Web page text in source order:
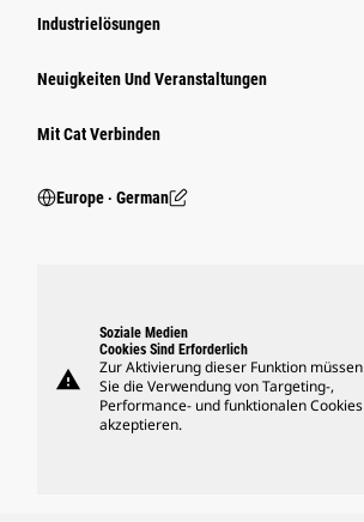
Industrielösungen
Neuigkeiten Und Veranstaltungen
Mit Cat Verbinden
Europe ‧ German
warning
Soziale Medien
Cookies Sind Erforderlich
Zur Aktivierung dieser Funktion müssen
Sie die Verwendung von Targeting-,
Performance- und funktionalen Cookies
akzeptieren.